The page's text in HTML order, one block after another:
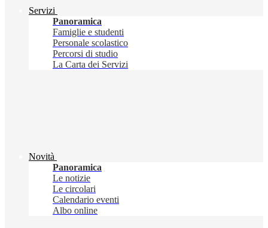
Servizi
Panoramica
Famiglie e studenti
Personale scolastico
Percorsi di studio
La Carta dei Servizi
Novità
Panoramica
Le notizie
Le circolari
Calendario eventi
Albo online